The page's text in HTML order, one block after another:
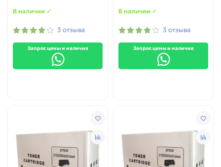
В наличии ✓
3 отзыва
Запрос цены и наличия
В наличии ✓
3 отзыва
Запрос цены и наличия